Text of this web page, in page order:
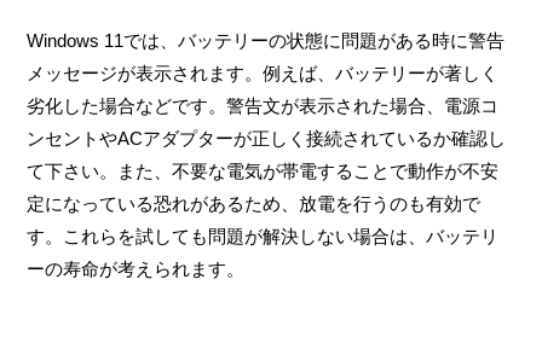
Windows 11では、バッテリーの状態に問題がある時に警告
メッセージが表示されます。例えば、バッテリーが著しく
劣化した場合などです。警告文が表示された場合、電源コ
ンセントやACアダプターが正しく接続されているか確認し
て下さい。また、不要な電気が帯電することで動作が不安
定になっている恐れがあるため、放電を行うのも有効で
す。これらを試しても問題が解決しない場合は、バッテリ
ーの寿命が考えられます。